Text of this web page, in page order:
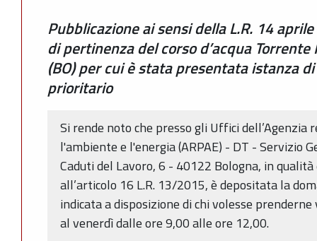
Pubblicazione ai sensi della L.R. 14
di pertinenza del corso d’acqua
(BO) per cui è stata presentata istanza
prioritario
Si rende noto che presso gli Uffici dell’Agenzia
l'ambiente e l'energia (ARPAE) - DT - Servizio
Caduti del Lavoro, 6 - 40122 Bologna, in
all’articolo 16 L.R. 13/2015, è depositata la
indicata a disposizione di chi volesse
al venerdì dalle ore 9,00 alle ore 12,00.